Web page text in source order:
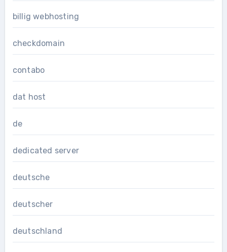
billig webhosting
checkdomain
contabo
dat host
de
dedicated server
deutsche
deutscher
deutschland